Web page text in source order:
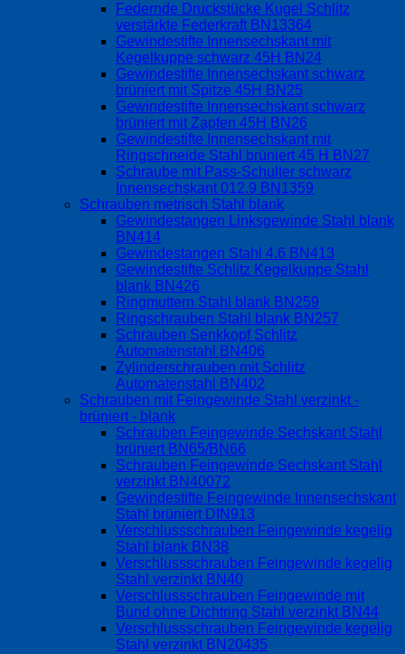
Federnde Druckstücke Kugel Schlitz
verstärkte Federkraft BN13364
Gewindestifte Innensechskant mit
Kegelkuppe schwarz 45H BN24
Gewindestifte Innensechskant schwarz
brüniert mit Spitze 45H BN25
Gewindestifte Innensechskant schwarz
brüniert mit Zapfen 45H BN26
Gewindestifte Innensechskant mit
Ringschneide Stahl brüniert 45 H BN27
Schraube mit Pass-Schulter schwarz
Innensechskant 012.9 BN1359
Schrauben metrisch Stahl blank
Gewindestangen Linksgewinde Stahl blank
BN414
Gewindestangen Stahl 4.6 BN413
Gewindestifte Schlitz Kegelkuppe Stahl
blank BN426
Ringmuttern Stahl blank BN259
Ringschrauben Stahl blank BN257
Schrauben Senkkopf Schlitz
Automatenstahl BN406
Zylinderschrauben mit Schlitz
Automatenstahl BN402
Schrauben mit Feingewinde Stahl verzinkt -
brüniert - blank
Schrauben Feingewinde Sechskant Stahl
brüniert BN65/BN66
Schrauben Feingewinde Sechskant Stahl
verzinkt BN40072
Gewindestifte Feingewinde Innensechskant
Stahl brüniert DIN913
Verschlussschrauben Feingewinde kegelig
Stahl blank BN38
Verschlussschrauben Feingewinde kegelig
Stahl verzinkt BN40
Verschlussschrauben Feingewinde mit
Bund ohne Dichtring Stahl verzinkt BN44
Verschlussschrauben Feingewinde kegelig
Stahl verzinkt BN20435